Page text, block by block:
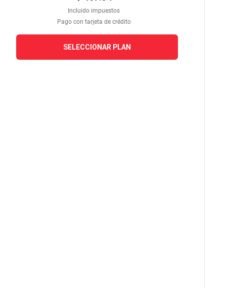
Incluido impuestos
Pago con tarjeta de crédito
SELECCIONAR PLAN